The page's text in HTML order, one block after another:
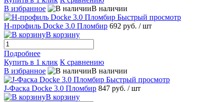
В избранное
В наличии
Быстрый просмотр
H-профиль Docke 3.0 Пломбир 692 руб. / шт
В корзину
Подробнее
Купить в 1 клик К сравнению
В избранное
В наличии
Быстрый просмотр
J-Фаска Docke 3.0 Пломбир 847 руб. / шт
В корзину